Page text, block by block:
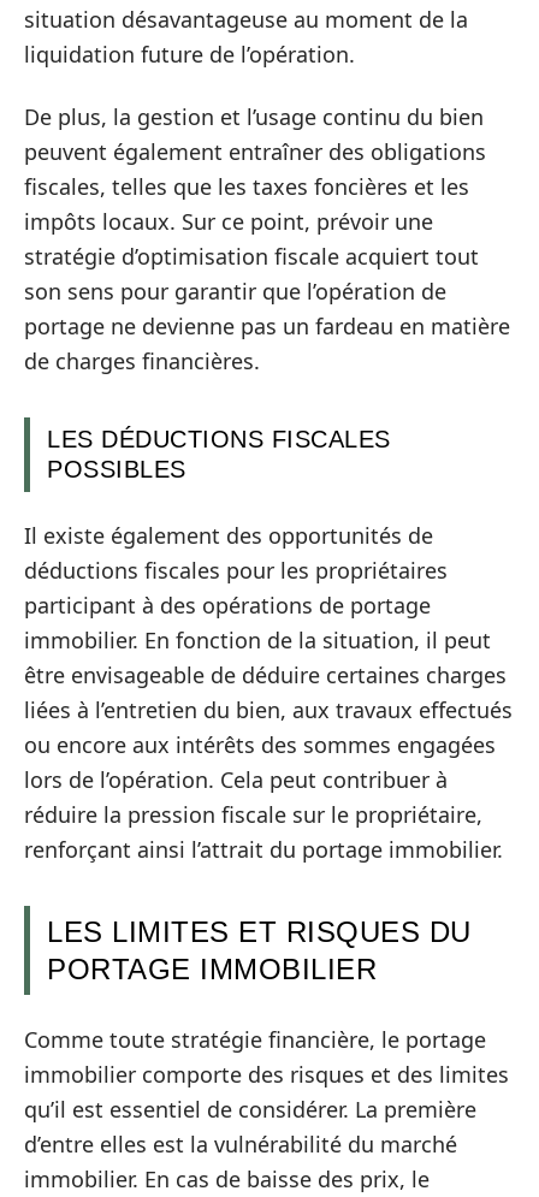
situation désavantageuse au moment de la
liquidation future de l’opération.
De plus, la gestion et l’usage continu du bien
peuvent également entraîner des obligations
fiscales, telles que les taxes foncières et les
impôts locaux. Sur ce point, prévoir une
stratégie d’optimisation fiscale acquiert tout
son sens pour garantir que l’opération de
portage ne devienne pas un fardeau en matière
de charges financières.
LES DÉDUCTIONS FISCALES
POSSIBLES
Il existe également des opportunités de
déductions fiscales pour les propriétaires
participant à des opérations de portage
immobilier. En fonction de la situation, il peut
être envisageable de déduire certaines charges
liées à l’entretien du bien, aux travaux effectués
ou encore aux intérêts des sommes engagées
lors de l’opération. Cela peut contribuer à
réduire la pression fiscale sur le propriétaire,
renforçant ainsi l’attrait du portage immobilier.
LES LIMITES ET RISQUES DU
PORTAGE IMMOBILIER
Comme toute stratégie financière, le portage
immobilier comporte des risques et des limites
qu’il est essentiel de considérer. La première
d’entre elles est la vulnérabilité du marché
immobilier. En cas de baisse des prix, le